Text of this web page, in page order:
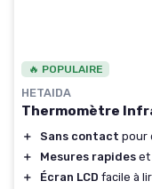
🔥 POPULAIRE
HETAIDA
Thermomètre
＋ Sans contact pour
＋
Mesures rapides et
＋
Écran LCD facile à